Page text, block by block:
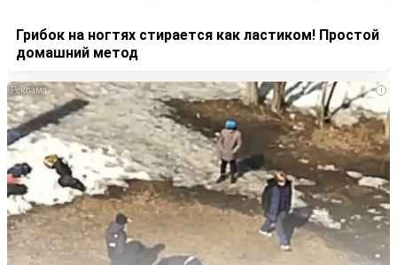
Грибок на ногтях стирается как ластиком! Простой
домашний метод
i